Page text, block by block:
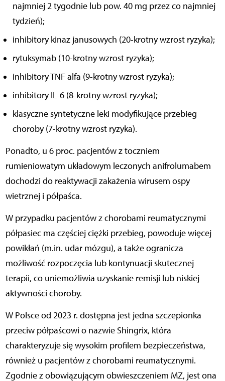
najmniej 2 tygodnie lub pow. 40 mg przez co najmniej
tydzień);
inhibitory kinaz janusowych (20-krotny wzrost ryzyka);
rytuksymab (10-krotny wzrost ryzyka);
inhibitory TNF alfa (9-krotny wzrost ryzyka);
inhibitory IL-6 (8-krotny wzrost ryzyka);
klasyczne syntetyczne leki modyfikujące przebieg
choroby (7-krotny wzrost ryzyka).
Ponadto, u 6 proc. pacjentów z toczniem
rumieniowatym układowym leczonych anifrolumabem
dochodzi do reaktywacji zakażenia wirusem ospy
wietrznej i półpaśca.
W przypadku pacjentów z chorobami reumatycznymi
półpasiec ma częściej ciężki przebieg, powoduje więcej
powikłań (m.in. udar mózgu), a także ogranicza
możliwość rozpoczęcia lub kontynuacji skutecznej
terapii, co uniemożliwia uzyskanie remisji lub niskiej
aktywności choroby.
W Polsce od 2023 r. dostępna jest jedna szczepionka
przeciw półpaścowi o nazwie Shingrix, która
charakteryzuje się wysokim profilem bezpieczeństwa,
również u pacjentów z chorobami reumatycznymi.
Zgodnie z obowiązującym obwieszczeniem MZ, jest ona